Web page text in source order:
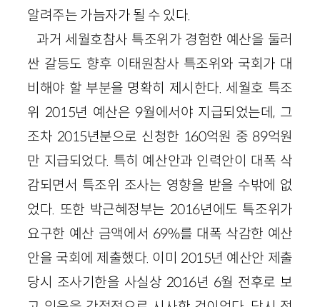
알려주는 가늠자가 될 수 있다.
과거 세월호참사 특조위가 경험한 예산을 둘러
싼 갈등도 향후 이태원참사 특조위와 국회가 대
비해야 할 부분을 명확히 제시한다. 세월호 특조
위 2015년 예산은 9월에서야 지급되었는데, 그
조차 2015년분으로 신청한 160억원 중 89억원
만 지급되었다. 특히 예산안과 인력안이 대폭 삭
감되면서 특조위 조사는 영향을 받을 수밖에 없
었다. 또한 박근혜정부는 2016년에도 특조위가
요구한 예산 금액에서 69%를 대폭 삭감한 예산
안을 국회에 제출했다. 이미 2015년 예산안 제출
당시 조사기한을 사실상 2016년 6월 전후로 보